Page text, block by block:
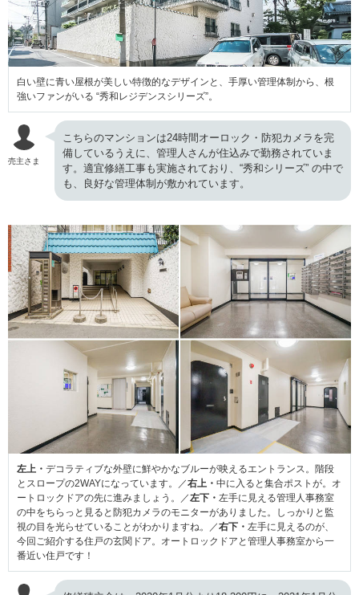
白い壁に青い屋根が美しい特徴的なデザインと、手厚い管理体制から、根
強いファンがいる “秀和レジデンスシリーズ”。
売主さま
こちらのマンションは24時間オーロック・防犯カメラを完
備しているうえに、管理人さんが住込みで勤務されていま
す。適宜修繕工事も実施されており、“秀和シリーズ” の中で
も、良好な管理体制が敷かれています。
左上・ デコラティブな外壁に鮮やかなブルーが映えるエントランス。階段
とスロープの2WAYになっています。／右上・ 中に入ると集合ポストが。オ
ートロックドアの先に進みましょう。／左下・ 左手に見える管理人事務室
の中をちらっと見ると防犯カメラのモニターがありました。しっかりと監
視の目を光らせていることがわかりますね。／右下・ 左手に見えるのが、
今回ご紹介する住戸の玄関ドア。オートロックドアと管理人事務室から一
番近い住戸です！